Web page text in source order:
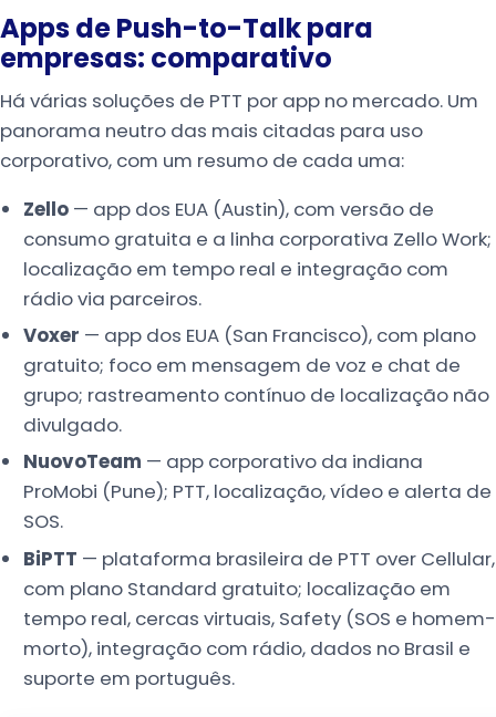
Apps de Push-to-Talk para
empresas: comparativo
Há várias soluções de PTT por app no mercado. Um
panorama neutro das mais citadas para uso
corporativo, com um resumo de cada uma:
Zello— app dos EUA (Austin), com versão de
consumo gratuita e a linha corporativa Zello Work;
localização em tempo real e integração com
rádio via parceiros.
Voxer — app dos EUA (San Francisco), com plano
gratuito; foco em mensagem de voz e chat de
grupo; rastreamento contínuo de localização não
divulgado.
NuovoTeam — app corporativo da indiana
ProMobi (Pune); PTT, localização, vídeo e alerta de
SOS.
BiPTT — plataforma brasileira de PTT over Cellular,
com plano Standard gratuito; localização em
tempo real, cercas virtuais, Safety (SOS e homem-
morto), integração com rádio, dados no Brasil e
suporte em português.